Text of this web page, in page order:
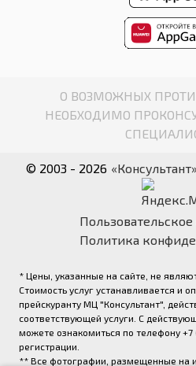
О ВОЗМОЖНЫХ
НЕОБХОДИМО
© 2003 - 2026
Политика
* Цены, указанные на сайте, не
Стоимость услуг устанавливается и
прейскуранту МЦ "Консультант",
соответствующей услуги. С
можете ознакомиться по телефону +7
регистрации.
** Все фотографии, размещенные на